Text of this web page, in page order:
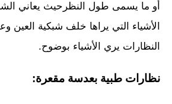
أو ما يسمى طول النظرحيث يعاني
الأشياء التي يراها خلف شبكية العين
النظارات يري الأشياء بوضوح.
نظارات طبية بعدسة مقعرة: